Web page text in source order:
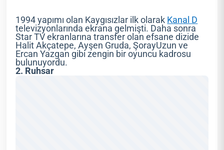
1994 yapımı olan Kaygısızlar ilk olarak Kanal D
televizyonlarında ekrana gelmişti. Daha sonra
Star TV ekranlarına transfer olan efsane dizide
Halit Akçatepe, Ayşen Gruda, ŞorayUzun ve
Ercan Yazgan gibi zengin bir oyuncu kadrosu
bulunuyordu.
2. Ruhsar